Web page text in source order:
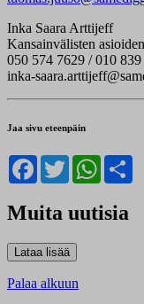
Inka Saara Arttijeff
Kansainvälisten
050 574 7629 / 010
inka-
Jaa sivu eteenpäin
Facebook
Twitter
Muita uutisia
Palaa alkuun